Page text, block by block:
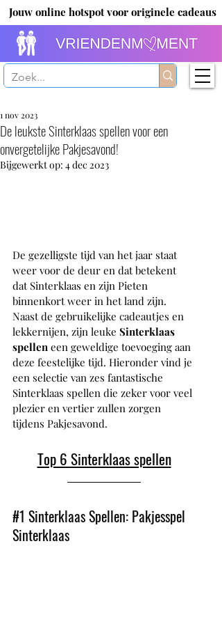
Jouw online hotspot voor originele cadeaus
De leukste Sinterklaas spellen voor een
onvergetelijke Pakjesavond!
1 nov 2023
Bijgewerkt op: 4 dec 2023
De gezelligste tijd van het jaar staat
weer voor de deur en dat betekent
dat Sinterklaas en zijn Pieten
binnenkort weer in het land zijn.
Naast de gebruikelijke cadeautjes en
lekkernijen, zijn leuke Sinterklaas
spellen een geweldige toevoeging aan
deze feestelijke tijd. Hieronder vind je
een selectie van zes fantastische
Sinterklaas spellen die zeker voor veel
plezier en vertier zullen zorgen
tijdens Pakjesavond.
Top 6 Sinterklaas spellen
#1 Sinterklaas Spellen: Pakjesspel
Sinterklaas